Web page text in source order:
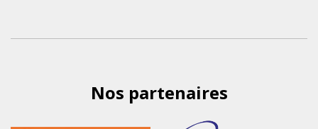
Nos partenaires